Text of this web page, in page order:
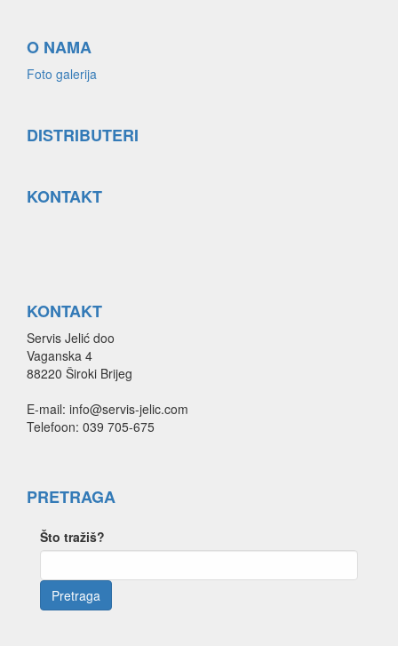
O NAMA
Foto galerija
DISTRIBUTERI
KONTAKT
KONTAKT
Servis Jelić doo
Vaganska 4
88220 Široki Brijeg
E-mail: info@servis-jelic.com
Telefoon: 039 705-675
PRETRAGA
Što tražiš?